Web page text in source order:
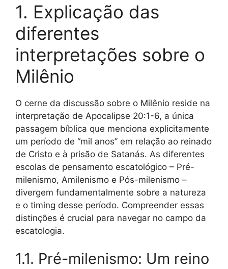
1. Explicação das
diferentes
interpretações sobre o
Milênio
O cerne da discussão sobre o Milênio reside na
interpretação de Apocalipse 20:1-6, a única
passagem bíblica que menciona explicitamente
um período de “mil anos” em relação ao reinado
de Cristo e à prisão de Satanás. As diferentes
escolas de pensamento escatológico – Pré-
milenismo, Amilenismo e Pós-milenismo –
divergem fundamentalmente sobre a natureza
e o timing desse período. Compreender essas
distinções é crucial para navegar no campo da
escatologia.
1.1. Pré-milenismo: Um reino